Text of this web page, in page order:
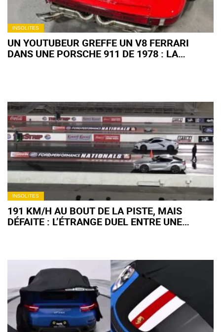
INSOLITES
UN YOUTUBEUR GREFFE UN V8 FERRARI
DANS UNE PORSCHE 911 DE 1978 : LA
INSOLITES
191 KM/H AU BOUT DE LA PISTE, MAIS
DÉFAITE : L’ÉTRANGE DUEL ENTRE UNE